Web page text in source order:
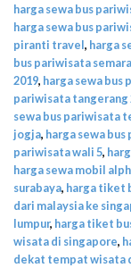
harga sewa bus
harga sewa bus
piranti travel, harga
bus pariwisata
2019, harga sewa bus
pariwisata tangerang
sewa bus pariwisata
jogja, harga sewa
pariwisata wali 5,
harga sewa mobil
surabaya, harga tiket
dari malaysia ke
lumpur, harga tiket
wisata di singapore,
dekat tempat wisata